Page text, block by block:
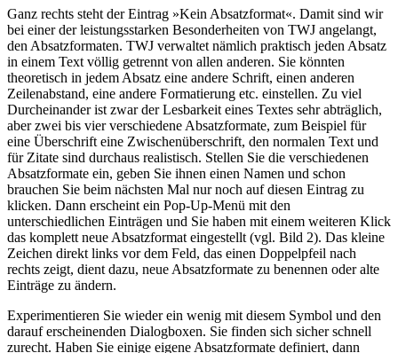
Ganz rechts steht der Eintrag »Kein Absatzformat«. Damit sind wir
bei einer der leistungsstarken Besonderheiten von TWJ angelangt,
den Absatzformaten. TWJ verwaltet nämlich praktisch jeden Absatz
in einem Text völlig getrennt von allen anderen. Sie könnten
theoretisch in jedem Absatz eine andere Schrift, einen anderen
Zeilenabstand, eine andere Formatierung etc. einstellen. Zu viel
Durcheinander ist zwar der Lesbarkeit eines Textes sehr abträglich,
aber zwei bis vier verschiedene Absatzformate, zum Beispiel für
eine Überschrift eine Zwischenüberschrift, den normalen Text und
für Zitate sind durchaus realistisch. Stellen Sie die verschiedenen
Absatzformate ein, geben Sie ihnen einen Namen und schon
brauchen Sie beim nächsten Mal nur noch auf diesen Eintrag zu
klicken. Dann erscheint ein Pop-Up-Menü mit den
unterschiedlichen Einträgen und Sie haben mit einem weiteren Klick
das komplett neue Absatzformat eingestellt (vgl. Bild 2). Das kleine
Zeichen direkt links vor dem Feld, das einen Doppelpfeil nach
rechts zeigt, dient dazu, neue Absatzformate zu benennen oder alte
Einträge zu ändern.
Experimentieren Sie wieder ein wenig mit diesem Symbol und den
darauf erscheinenden Dialogboxen. Sie finden sich sicher schnell
zurecht. Haben Sie einige eigene Absatzformate definiert, dann